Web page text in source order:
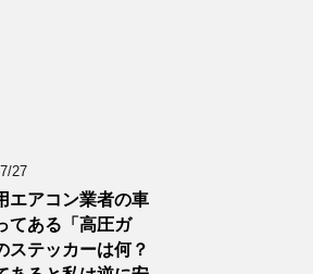
27
エアコン業者の車
てある「高圧ガ
ステッカーは何？